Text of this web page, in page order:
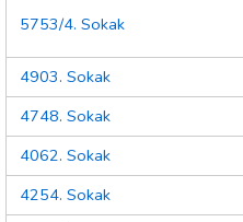
5753/4. Sokak
4903. Sokak
4748. Sokak
4062. Sokak
4254. Sokak